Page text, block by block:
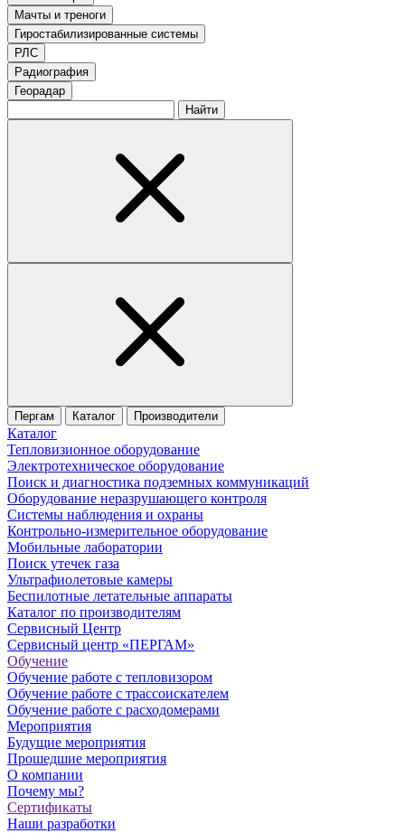
Мачты и треноги
Гиростабилизированные системы
РЛС
Радиография
Георадар
Найти
Пергам Каталог Производители
Каталог
Тепловизионное оборудование
Электротехническое оборудование
Поиск и диагностика подземных коммуникаций
Оборудование неразрушающего контроля
Системы наблюдения и охраны
Контрольно-измерительное оборудование
Мобильные лаборатории
Поиск утечек газа
Ультрафиолетовые камеры
Беспилотные летательные аппараты
Каталог по производителям
Сервисный Центр
Сервисный центр «ПЕРГАМ»
Обучение
Обучение работе с тепловизором
Обучение работе с трассоискателем
Обучение работе с расходомерами
Мероприятия
Будущие мероприятия
Прошедшие мероприятия
О компании
Почему мы?
Сертификаты
Наши разработки